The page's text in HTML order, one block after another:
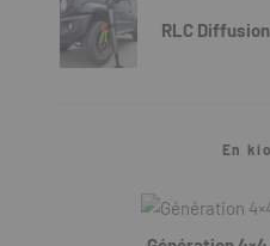
RLC
En